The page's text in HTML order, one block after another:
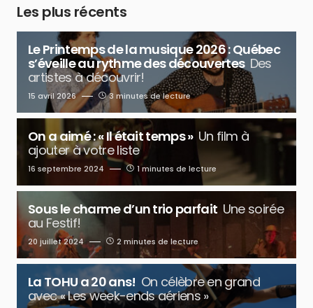
Les plus récents
Le Printemps de la musique 2026 : Québec
s’éveille au rythme des découvertes Des
artistes à découvrir!
15 avril 2026 3 minutes de lecture
On a aimé : « Il était temps » Un film à
ajouter à votre liste
16 septembre 2024 1 minutes de lecture
Sous le charme d’un trio parfait Une soirée
au Festif!
20 juillet 2024 2 minutes de lecture
La TOHU a 20 ans! On célèbre en grand
avec « Les week-ends aériens »